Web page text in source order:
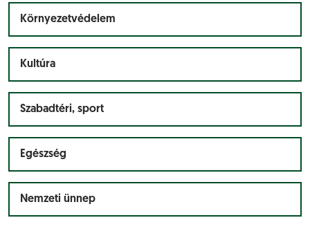
Környezetvédelem
Kultúra
Szabadtéri, sport
Egészség
Nemzeti ünnep